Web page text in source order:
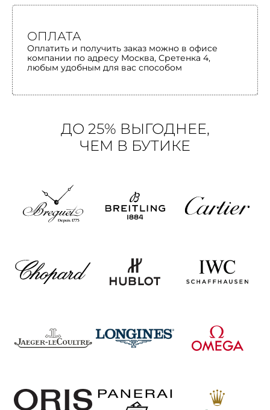
ОПЛАТА
Оплатить и получить заказ можно в офисе
компании по адресу Москва, Сретенка 4,
любым удобным для вас способом
ДО 25% ВЫГОДНЕЕ,
ЧЕМ В БУТИКЕ